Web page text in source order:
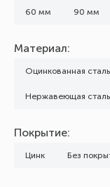
60 мм 90 мм
Материал:
Оцинкованная сталь
Нержавеющая
Покрытие:
Цинк Без